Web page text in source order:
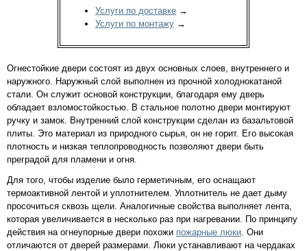
Услуги по доставке →
Услуги по монтажу →
Огнестойкие двери состоят из двух основных слоев, внутреннего и
наружного. Наружный слой выполнен из прочной холоднокатаной
стали. Он служит основой конструкции, благодаря ему дверь
обладает взломостойкостью. В стальное полотно двери монтируют
ручку и замок. Внутренний слой конструкции сделан из базальтовой
плиты. Это материал из природного сырья, он не горит. Его высокая
плотность и низкая теплопроводность позволяют двери быть
преградой для пламени и огня.
Для того, чтобы изделие было герметичным, его оснащают
термоактивной лентой и уплотнителем. Уплотнитель не дает дыму
просочиться сквозь щели. Аналогичные свойства выполняет лента,
которая увеличивается в несколько раз при нагревании. По принципу
действия на огнеупорные двери похожи пожарные люки . Они
отличаются от дверей размерами. Люки устанавливают на чердаках